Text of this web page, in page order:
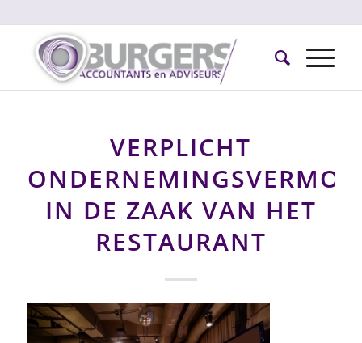
VERPLICHT
IN DE ZAAK VAN HET
RESTAURANT